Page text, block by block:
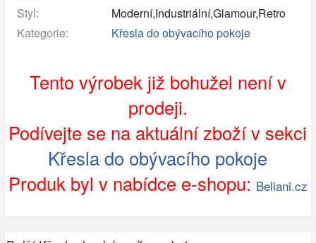
Styl:
Moderní,Industriální,Glamour,Retro
Kategorie:
Křesla do obývacího pokoje
Tento výrobek již bohužel není v
prodeji.
Podívejte se na aktuální zboží v sekci
Křesla do obývacího pokoje
Produk byl v nabídce e-shopu: Beliani.cz